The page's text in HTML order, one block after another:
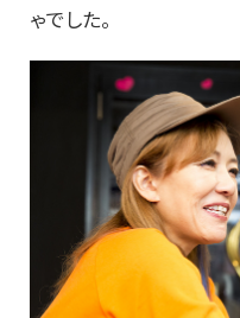
ゃでした。